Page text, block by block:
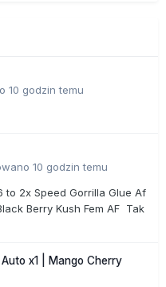
10 godzin temu
10 godzin temu
2x Speed Gorrilla Glue Af
Berry Kush Fem AF Tak
x1 | Mango Cherry